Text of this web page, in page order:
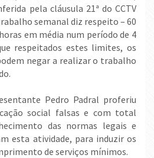
pela cláusula 21ª do CCTV
semanal diz respeito – 60
em média num período de 4
respeitados estes limites, os
negar a realizar o trabalho
Pedro Padral proferiu
social falsas e com total
das normas legais e
esta atividade, para induzir os
de serviços mínimos.